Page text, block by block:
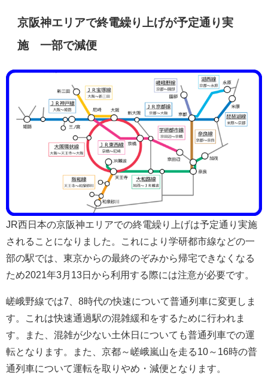
京阪神エリアで終電繰り上げが予定通り実
施 一部で減便
JR西日本の京阪神エリアでの終電繰り上げは予定通り実施
されることになりました。これにより学研都市線などの一
部の駅では、東京からの最終のぞみから帰宅できなくなる
ため2021年3月13日から利用する際には注意が必要です。
嵯峨野線では7、8時代の快速について普通列車に変更しま
す。これは快速通過駅の混雑緩和をするために行われま
す。また、混雑が少ない土休日についても普通列車での運
転となります。また、京都～嵯峨嵐山を走る10～16時の普
通列車について運転を取りやめ・減便となります。